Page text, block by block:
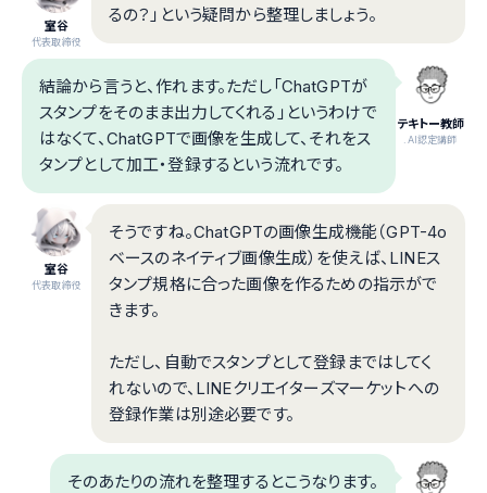
室谷
代表取締役
るの？」という疑問から整理しましょう。
テキトー教師
.AI認定講師
結論から言うと、作れます。ただし「ChatGPTが
スタンプをそのまま出力してくれる」というわけで
はなくて、ChatGPTで画像を生成して、それをス
タンプとして加工・登録するという流れです。
室谷
代表取締役
そうですね。ChatGPTの画像生成機能（GPT-4o
ベースのネイティブ画像生成）を使えば、LINEス
タンプ規格に合った画像を作るための指示がで
きます。
ただし、自動でスタンプとして登録まではしてく
れないので、LINEクリエイターズマーケットへの
登録作業は別途必要です。
そのあたりの流れを整理するとこうなります。